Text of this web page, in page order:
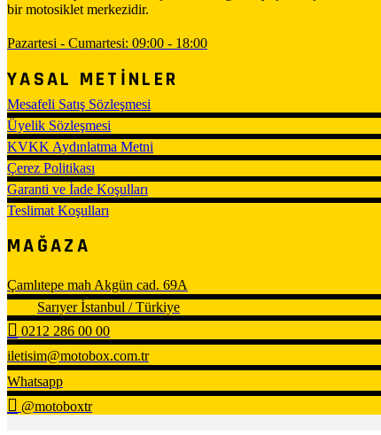
bir motosiklet merkezidir.
Pazartesi - Cumartesi: 09:00 - 18:00
YASAL METİNLER
Mesafeli Satış Sözleşmesi
Üyelik Sözleşmesi
KVKK Aydınlatma Metni
Çerez Politikası
Garanti ve İade Koşulları
Teslimat Koşulları
MAĞAZA
Çamlıtepe mah Akgün cad. 69A
Sarıyer İstanbul / Türkiye
0212 286 00 00
iletisim@motobox.com.tr
Whatsapp
@motoboxtr